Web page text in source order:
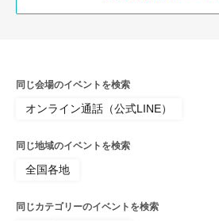
同じ会場のイベントを検索
オンライン通話（公式LINE）
同じ地域のイベントを検索
全国各地
同じカテゴリーのイベントを検索